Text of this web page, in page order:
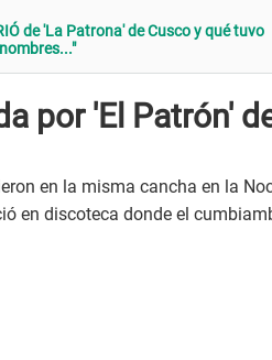
de 'La Patrona' de Cusco y qué tuvo
por 'El Patrón'
en la misma cancha en la
en discoteca donde el